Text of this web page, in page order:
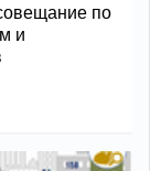
по
и